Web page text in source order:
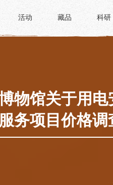
活动
活动
藏品
科研
科研
诗歌主题活动
其它活动
物馆关于用
务项目价格调